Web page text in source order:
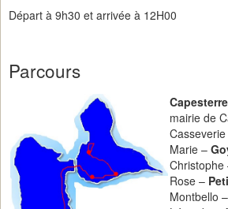
Départ à 9h30 et arrivée à 12H00
Parcours
Capesterre
mairie de
Marie –
Christophe
Rose –
Montbello